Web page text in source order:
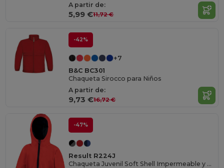
A partir de:
5,99 €11,72 €
-42%
+7
B&C BC301
Chaqueta Sirocco para Niños
A partir de:
9,73 €16,72 €
-47%
Result R224J
Chaqueta Juvenil Soft Shell Impermeable y Transpirable